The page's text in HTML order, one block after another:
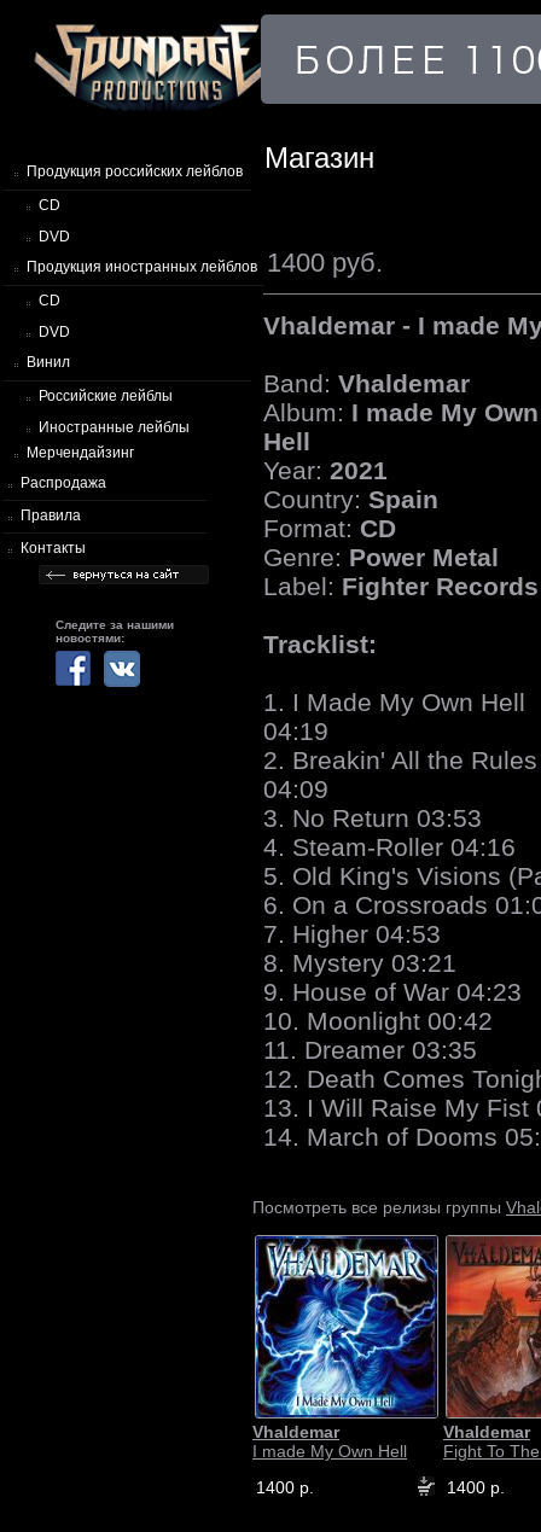
Продукция российских лейблов
CD
DVD
Продукция иностранных лейблов
CD
DVD
Винил
Российские лейблы
Иностранные лейблы
Мерчендайзинг
Распродажа
Правила
Контакты
Следите за нашими
новостями:
Магазин
1400 руб.
Vhaldemar - I made
Band: Vhaldemar
Album: I made My Own
Hell
Year: 2021
Country: Spain
Format: CD
Genre: Power Metal
Label: Fighter Records
Tracklist:
1. I Made My Own Hell
04:19
2. Breakin' All the Rules
04:09
3. No Return 03:53
4. Steam-Roller 04:16
5. Old King's Visions
6. On a Crossroads
7. Higher 04:53
8. Mystery 03:21
9. House of War 04:23
10. Moonlight 00:42
11. Dreamer 03:35
12. Death Comes
13. I Will Raise My Fist
14. March of Dooms
Посмотреть все релизы группы
Vhaldemar
I made My Own Hell
1400 р.
Vhaldemar
Fight To
1400 р.